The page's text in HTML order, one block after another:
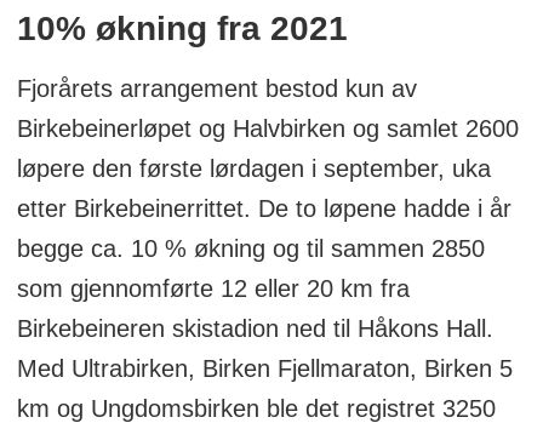
10% økning fra 2021
Fjorårets arrangement bestod kun av
Birkebeinerløpet og Halvbirken og samlet 2600
løpere den første lørdagen i september, uka
etter Birkebeinerrittet. De to løpene hadde i år
begge ca. 10 % økning og til sammen 2850
som gjennomførte 12 eller 20 km fra
Birkebeineren skistadion ned til Håkons Hall.
Med Ultrabirken, Birken Fjellmaraton, Birken 5
km og Ungdomsbirken ble det registret 3250